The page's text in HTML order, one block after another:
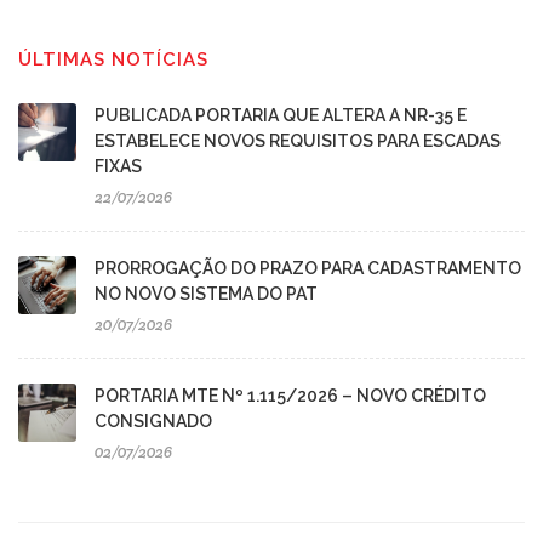
ÚLTIMAS NOTÍCIAS
PUBLICADA PORTARIA QUE ALTERA A NR-35 E
ESTABELECE NOVOS REQUISITOS PARA ESCADAS
FIXAS
22/07/2026
PRORROGAÇÃO DO PRAZO PARA CADASTRAMENTO
NO NOVO SISTEMA DO PAT
20/07/2026
PORTARIA MTE Nº 1.115/2026 – NOVO CRÉDITO
CONSIGNADO
02/07/2026